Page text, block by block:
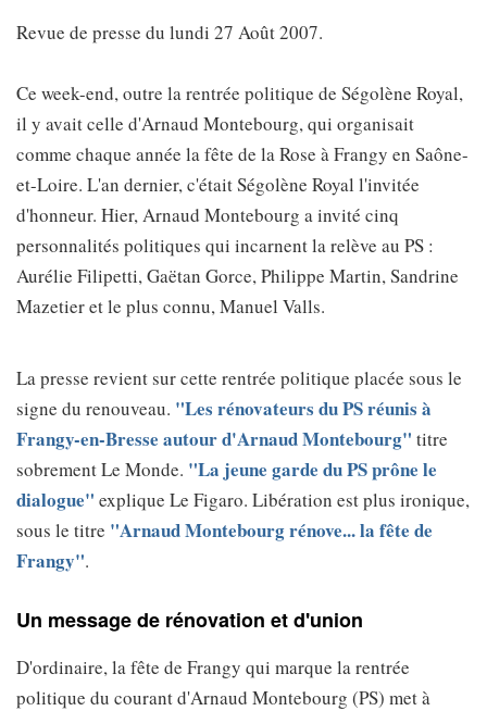
Revue de presse du lundi 27 Août 2007.
Ce week-end, outre la rentrée politique de Ségolène Royal,
il y avait celle d'Arnaud Montebourg, qui organisait
comme chaque année la fête de la Rose à Frangy en Saône-
et-Loire. L'an dernier, c'était Ségolène Royal l'invitée
d'honneur. Hier, Arnaud Montebourg a invité cinq
personnalités politiques qui incarnent la relève au PS :
Aurélie Filipetti, Gaëtan Gorce, Philippe Martin, Sandrine
Mazetier et le plus connu, Manuel Valls.
La presse revient sur cette rentrée politique placée sous le
signe du renouveau. "Les rénovateurs du PS réunis à
Frangy-en-Bresse autour d'Arnaud Montebourg" titre
sobrement Le Monde. "La jeune garde du PS prône le
dialogue" explique Le Figaro. Libération est plus ironique,
sous le titre "Arnaud Montebourg rénove... la fête de
Frangy".
Un message de rénovation et d'union
D'ordinaire, la fête de Frangy qui marque la rentrée
politique du courant d'Arnaud Montebourg (PS) met à